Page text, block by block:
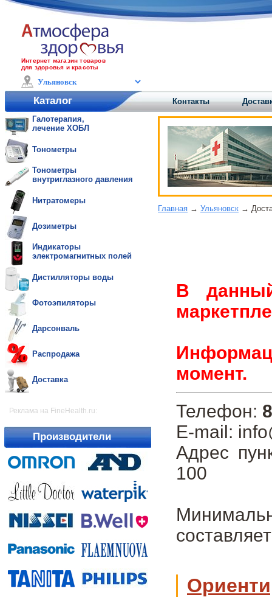
Интернет магазин товаров
для здоровья и красоты
Каталог Контакты
Галотерапия,
лечение ХОБЛ
Тонометры
Тонометры
внутриглазного давления
Нитратомеры
Дозиметры
Индикаторы
электромагнитных полей
Дистилляторы воды
Фотоэпиляторы
Дарсонваль
Распродажа
Доставка
Реклама на FineHealth.ru:
Производители
Главная → Ульяновск →
В
момент.
Телефон:
E-mail:
Адрес
100